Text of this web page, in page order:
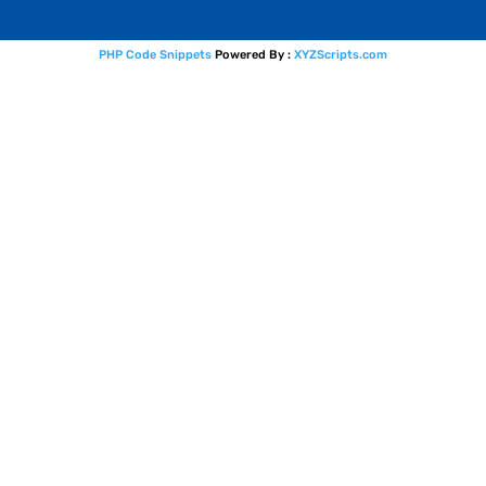
PHP Code Snippets Powered By : XYZScripts.com